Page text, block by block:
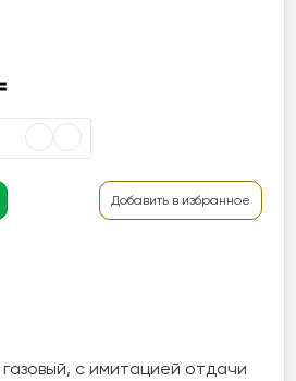
Добавить в избранное
с имитацией отдачи